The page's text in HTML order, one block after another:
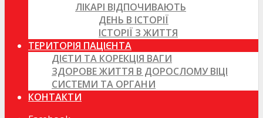
ЛІКАРІ ВІДПОЧИВАЮТЬ
ДЕНЬ В ІСТОРІЇ
ІСТОРІЇ З ЖИТТЯ
ТЕРИТОРІЯ ПАЦІЄНТА
ДІЄТИ ТА КОРЕКЦІЯ ВАГИ
ЗДОРОВЕ ЖИТТЯ В ДОРОСЛОМУ ВІЦІ
СИСТЕМИ ТА ОРГАНИ
КОНТАКТИ